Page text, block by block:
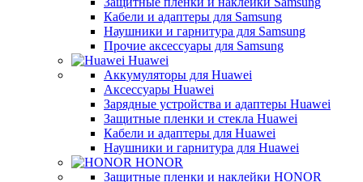
Кабели и адаптеры для Samsung
Наушники и гарнитура для Samsung
Прочие аксессуары для Samsung
Huawei
Аккумуляторы для Huawei
Аксессуары Huawei
Зарядные устройства и адаптеры Huawei
Защитные пленки и стекла Huawei
Кабели и адаптеры для Huawei
Наушники и гарнитура для Huawei
HONOR
Защитные пленки и наклейки HONOR